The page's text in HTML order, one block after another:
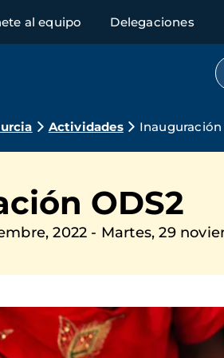
al equipo Delegaciones
Actividades Inauguración
ODS2
2022 - Martes, 29